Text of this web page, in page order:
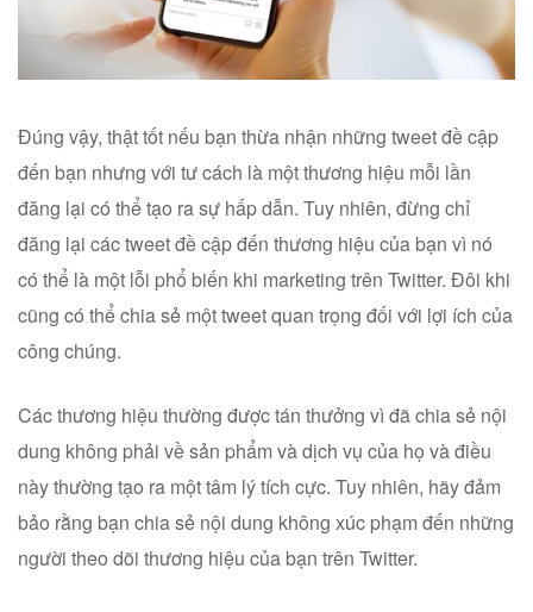
Đúng vậy, thật tốt nếu bạn thừa nhận những tweet đề cập
đến bạn nhưng với tư cách là một thương hiệu mỗi lần
đăng lại có thể tạo ra sự hấp dẫn. Tuy nhiên, đừng chỉ
đăng lại các tweet đề cập đến thương hiệu của bạn vì nó
có thể là một lỗi phổ biến khi marketing trên Twitter. Đôi khi
cũng có thể chia sẻ một tweet quan trọng đối với lợi ích của
công chúng.
Các thương hiệu thường được tán thưởng vì đã chia sẻ nội
dung không phải về sản phẩm và dịch vụ của họ và điều
này thường tạo ra một tâm lý tích cực. Tuy nhiên, hãy đảm
bảo rằng bạn chia sẻ nội dung không xúc phạm đến những
người theo dõi thương hiệu của bạn trên Twitter.